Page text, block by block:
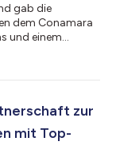
gab die
dem Conamara
und einem
einen
% entspricht.
zur
mit Top-